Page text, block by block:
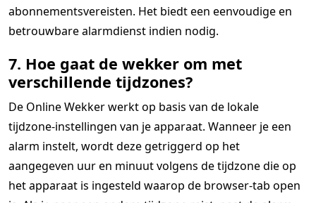
abonnementsvereisten. Het biedt een eenvoudige en
betrouwbare alarmdienst indien nodig.
7. Hoe gaat de wekker om met
verschillende tijdzones?
De Online Wekker werkt op basis van de lokale
tijdzone-instellingen van je apparaat. Wanneer je een
alarm instelt, wordt deze getriggerd op het
aangegeven uur en minuut volgens de tijdzone die op
het apparaat is ingesteld waarop de browser-tab open